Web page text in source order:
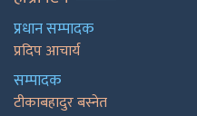
प्रधान सम्पादक
प्रदिप आचार्य
सम्पादक
टीकाबहादुर बस्नेत